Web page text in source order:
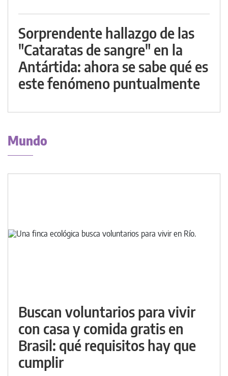
Sorprendente hallazgo de las
"Cataratas de sangre" en la
Antártida: ahora se sabe qué es
este fenómeno puntualmente
Mundo
Buscan voluntarios para vivir
con casa y comida gratis en
Brasil: qué requisitos hay que
cumplir